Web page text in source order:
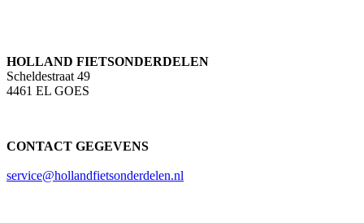
HOLLAND FIETSONDERDELEN
Scheldestraat 49
4461 EL GOES
CONTACT GEGEVENS
service@hollandfietsonderdelen.nl